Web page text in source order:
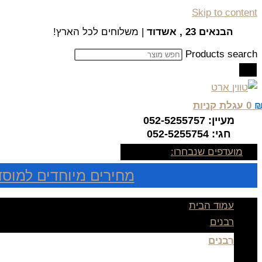
Skip to content
הבנאים 23 , אשדוד
| משלוחים לכל הארץ!
Products search
0 עגלת קניות
מעיין: 052-5255757
חגי: 052-5255754
מועדפים שנבחרו:
מחירים מיוחדים
עמוד הבית
רבנים
רבנים